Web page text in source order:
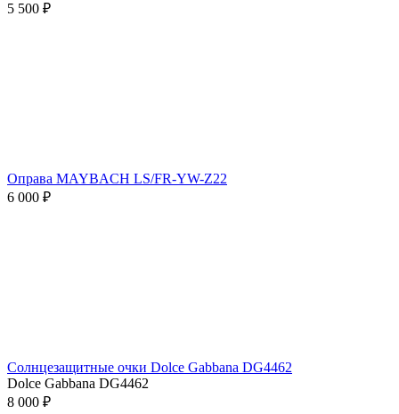
5 500 ₽
Оправа MAYBACH LS/FR-YW-Z22
6 000 ₽
Солнцезащитные очки Dolce Gabbana DG4462
Dolce Gabbana DG4462
8 000 ₽